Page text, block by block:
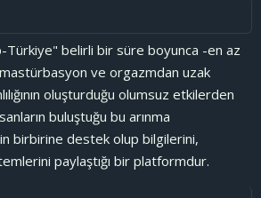
Türkiye" belirli bir süre boyunca -en az
ve orgazmdan uzak
oluşturduğu olumsuz etkilerden
buluştuğu bu arınma
birbirine destek olup bilgilerini,
paylaştığı bir platformdur.